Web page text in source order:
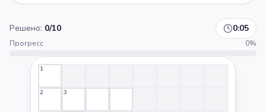
Решено: 0/10 0:05
Прогресс 0%
1
2 3